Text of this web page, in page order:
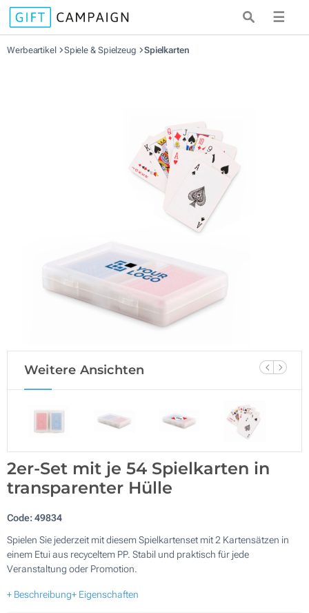
☰
Werbeartikel Spiele & Spielzeug Spielkarten
Weitere Ansichten
2er-Set mit je 54 Spielkarten in
transparenter Hülle
Code:49834
Spielen Sie jederzeit mit diesem Spielkartenset mit 2 Kartensätzen in
einem Etui aus recyceltem PP. Stabil und praktisch für jede
Veranstaltung oder Promotion.
+ Beschreibung+ Eigenschaften